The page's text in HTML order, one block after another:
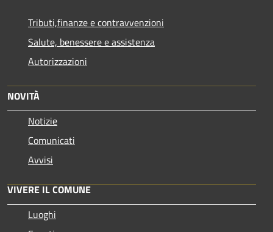
Tributi,finanze e contravvenzioni
Salute, benessere e assistenza
Autorizzazioni
NOVITÀ
Notizie
Comunicati
Avvisi
VIVERE IL COMUNE
Luoghi